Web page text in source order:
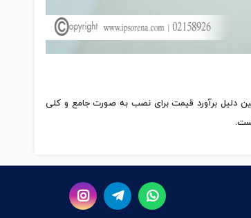
دلیل برآورد قیمت برای نصب به صورت جامع و کلی